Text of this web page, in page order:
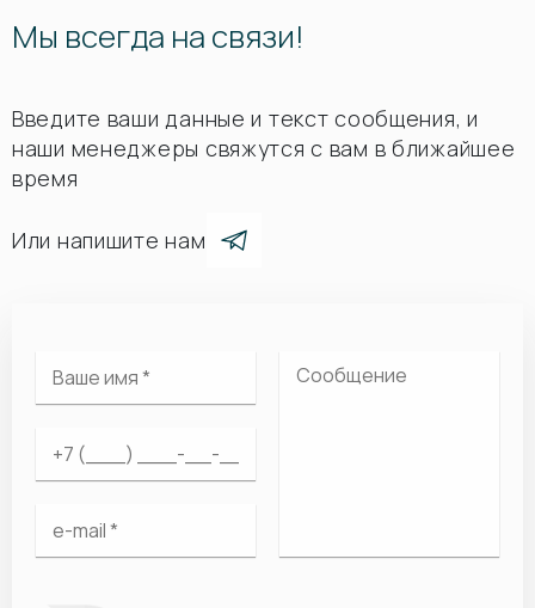
Мы всегда на связи!
Введите ваши данные и текст сообщения, и
наши менеджеры свяжутся с вам в ближайшее
время
Или напишите нам